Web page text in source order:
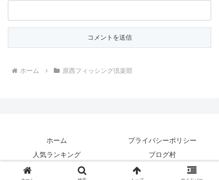
ホーム 原西フィッシング倶楽部
ホーム
プライバシーポリシー
人気ランキング
ブログ村
Copyright © 2015-2026 釣り動画TV All Rights Reserved.